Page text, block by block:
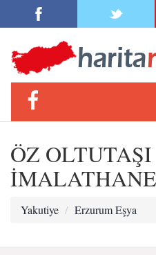
ÖZ OLTUTAŞI
Yakutiye Erzurum Eşya